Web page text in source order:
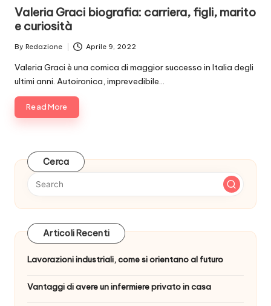
Valeria Graci biografia: carriera, figli, marito
e curiosità
Posted
by
By Redazione Aprile 9, 2022
Valeria Graci è una comica di maggior successo in Italia degli
ultimi anni. Autoironica, imprevedibile…
Read More
Cerca
Articoli Recenti
Lavorazioni industriali, come si orientano al futuro
Vantaggi di avere un infermiere privato in casa